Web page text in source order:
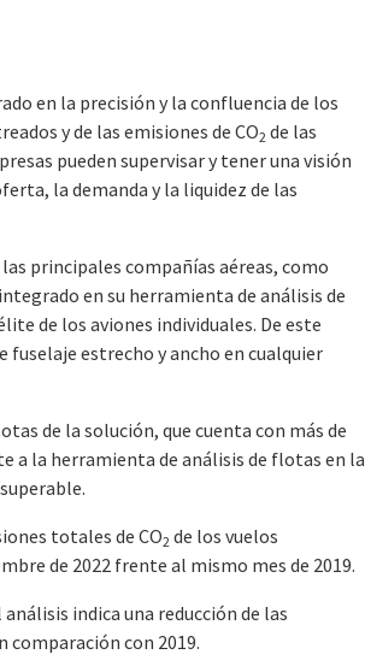
en la precisión y la confluencia de los
y de las emisiones de CO2 de las
pueden supervisar y tener una visión
la demanda y la liquidez de las
principales compañías aéreas, como
en su herramienta de análisis de
de los aviones individuales. De este
estrecho y ancho en cualquier
de la solución, que cuenta con más de
a la herramienta de análisis de flotas en la
totales de CO2 de los vuelos
de 2022 frente al mismo mes de 2019.
indica una reducción de las
comparación con 2019.